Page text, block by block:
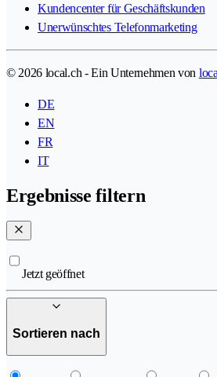
Kundencenter für Geschäftskunden
Unerwünschtes Telefonmarketing
© 2026 local.ch - Ein Unternehmen von
DE
EN
FR
IT
Ergebnisse filtern
Jetzt geöffnet
Sortieren nach